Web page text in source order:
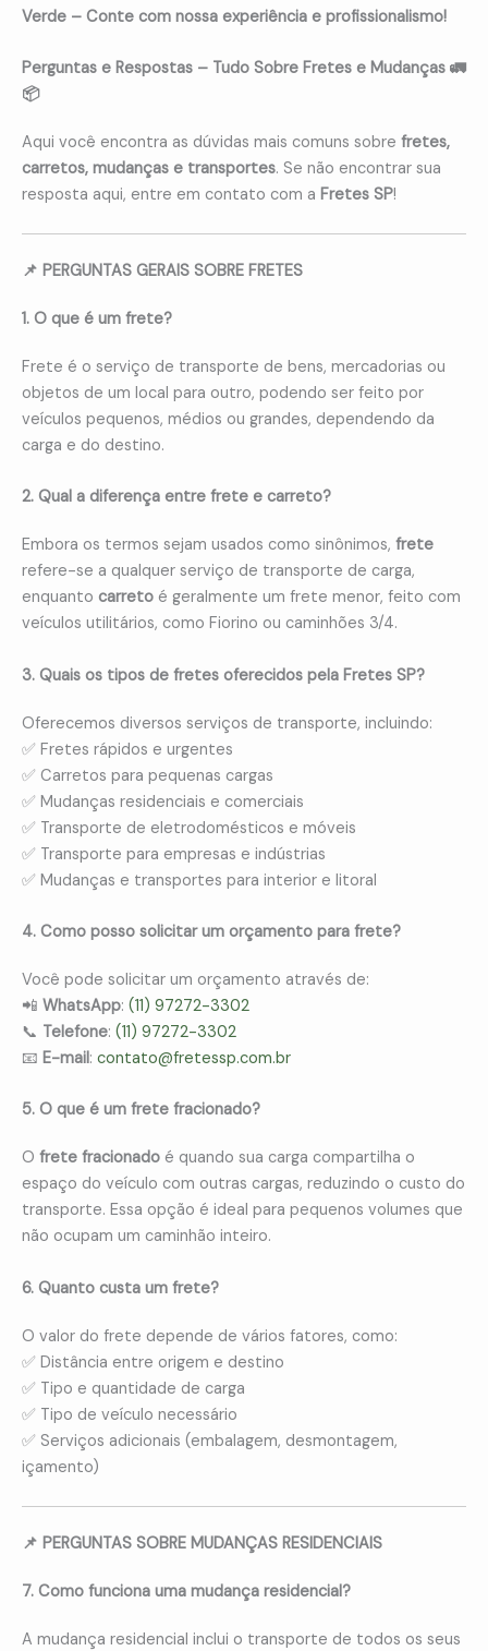
Verde – Conte com nossa experiência e profissionalismo!
Perguntas e Respostas – Tudo Sobre Fretes e Mudanças 🚛
📦
Aqui você encontra as dúvidas mais comuns sobre fretes,
carretos, mudanças e transportes. Se não encontrar sua
resposta aqui, entre em contato com a Fretes SP!
📌 PERGUNTAS GERAIS SOBRE FRETES
1. O que é um frete?
Frete é o serviço de transporte de bens, mercadorias ou
objetos de um local para outro, podendo ser feito por
veículos pequenos, médios ou grandes, dependendo da
carga e do destino.
2. Qual a diferença entre frete e carreto?
Embora os termos sejam usados como sinônimos, frete
refere-se a qualquer serviço de transporte de carga,
enquanto carreto é geralmente um frete menor, feito com
veículos utilitários, como Fiorino ou caminhões 3/4.
3. Quais os tipos de fretes oferecidos pela Fretes SP?
Oferecemos diversos serviços de transporte, incluindo:
✅ Fretes rápidos e urgentes
✅ Carretos para pequenas cargas
✅ Mudanças residenciais e comerciais
✅ Transporte de eletrodomésticos e móveis
✅ Transporte para empresas e indústrias
✅ Mudanças e transportes para interior e litoral
4. Como posso solicitar um orçamento para frete?
Você pode solicitar um orçamento através de:
📲 WhatsApp: (11) 97272-3302
📞 Telefone: (11) 97272-3302
📧 E-mail: contato@fretessp.com.br
5. O que é um frete fracionado?
O frete fracionado é quando sua carga compartilha o
espaço do veículo com outras cargas, reduzindo o custo do
transporte. Essa opção é ideal para pequenos volumes que
não ocupam um caminhão inteiro.
6. Quanto custa um frete?
O valor do frete depende de vários fatores, como:
✅ Distância entre origem e destino
✅ Tipo e quantidade de carga
✅ Tipo de veículo necessário
✅ Serviços adicionais (embalagem, desmontagem,
içamento)
📌 PERGUNTAS SOBRE MUDANÇAS RESIDENCIAIS
7. Como funciona uma mudança residencial?
A mudança residencial inclui o transporte de todos os seus